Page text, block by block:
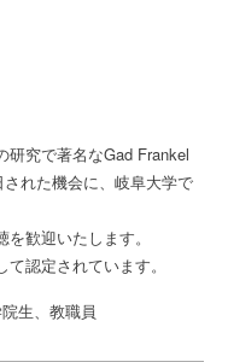
研究で著名なGad Frankel
れた機会に、岐阜大学で
歓迎いたします。
認定されています。
生、教職員